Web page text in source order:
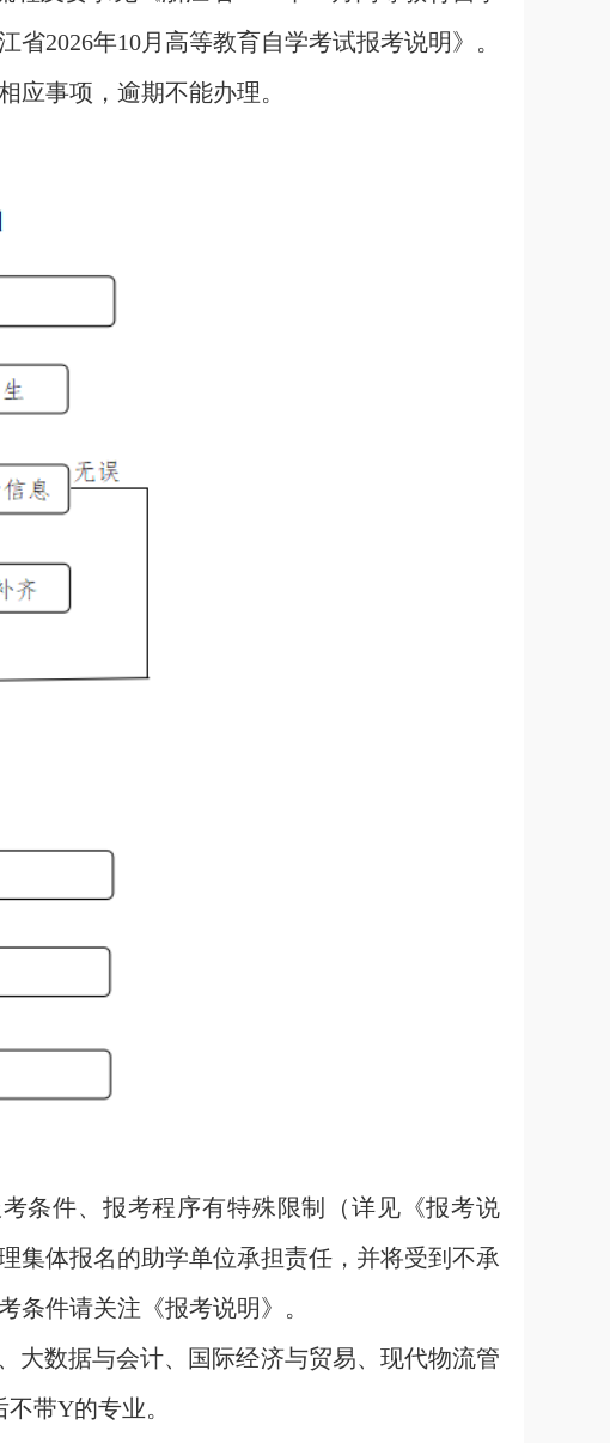
2026年10月高等教育自学考试报考说明》。
应事项，逾期不能办理。
条件、报考程序有特殊限制（详见《报考说
集体报名的助学单位承担责任，并将受到不承
条件请关注《报考说明》。
大数据与会计、国际经济与贸易、现代物流管
带Y的专业。